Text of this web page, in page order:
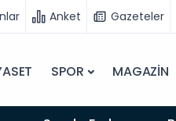
Anket Gazeteler
SPOR MAGAZİN